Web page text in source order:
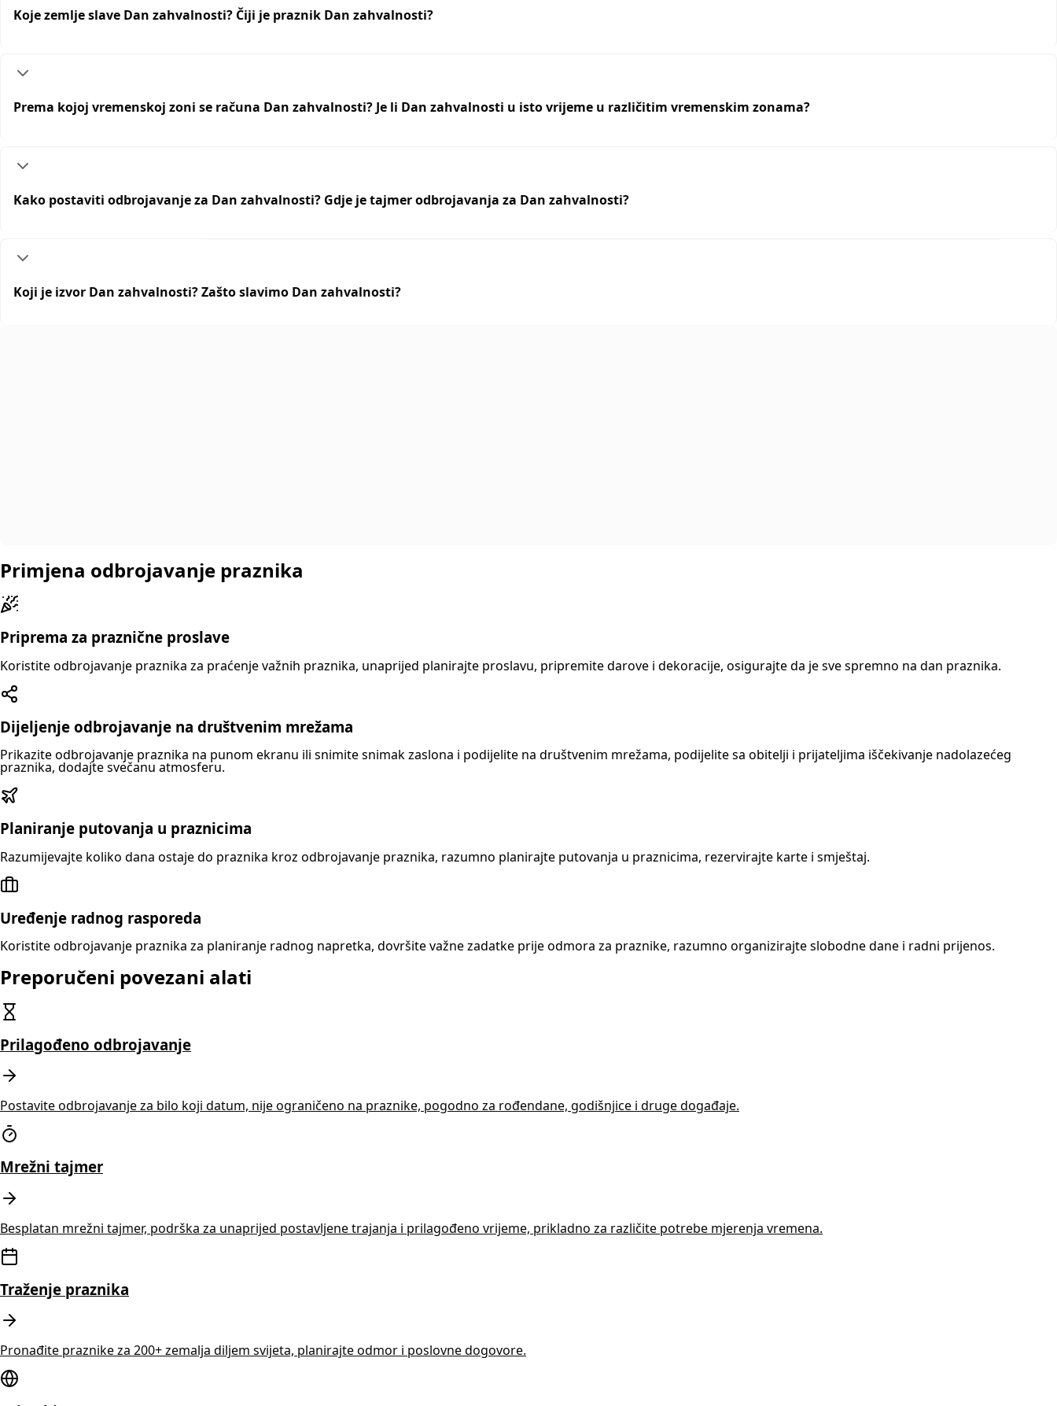
Koje zemlje slave Dan zahvalnosti? Čiji je praznik Dan zahvalnosti?
Prema kojoj vremenskoj zoni se računa Dan zahvalnosti? Je li Dan zahvalnosti u isto vrijeme u različitim vremenskim zonama?
Kako postaviti odbrojavanje za Dan zahvalnosti? Gdje je tajmer odbrojavanja za Dan zahvalnosti?
Koji je izvor Dan zahvalnosti? Zašto slavimo Dan zahvalnosti?
Primjena odbrojavanje praznika
Priprema za praznične proslave
Koristite odbrojavanje praznika za praćenje važnih praznika, unaprijed planirajte proslavu, pripremite darove i dekoracije, osigurajte da je sve spremno na dan praznika.
Dijeljenje odbrojavanje na društvenim mrežama
Prikazite odbrojavanje praznika na punom ekranu ili snimite snimak zaslona i podijelite na društvenim mrežama, podijelite sa obitelji i prijateljima iščekivanje nadolazećeg
praznika, dodajte svečanu atmosferu.
Planiranje putovanja u praznicima
Razumijevajte koliko dana ostaje do praznika kroz odbrojavanje praznika, razumno planirajte putovanja u praznicima, rezervirajte karte i smještaj.
Uređenje radnog rasporeda
Koristite odbrojavanje praznika za planiranje radnog napretka, dovršite važne zadatke prije odmora za praznike, razumno organizirajte slobodne dane i radni prijenos.
Preporučeni povezani alati
Prilagođeno odbrojavanje
Postavite odbrojavanje za bilo koji datum, nije ograničeno na praznike, pogodno za rođendane, godišnjice i druge događaje.
Mrežni tajmer
Besplatan mrežni tajmer, podrška za unaprijed postavljene trajanja i prilagođeno vrijeme, prikladno za različite potrebe mjerenja vremena.
Traženje praznika
Pronađite praznike za 200+ zemalja diljem svijeta, planirajte odmor i poslovne dogovore.